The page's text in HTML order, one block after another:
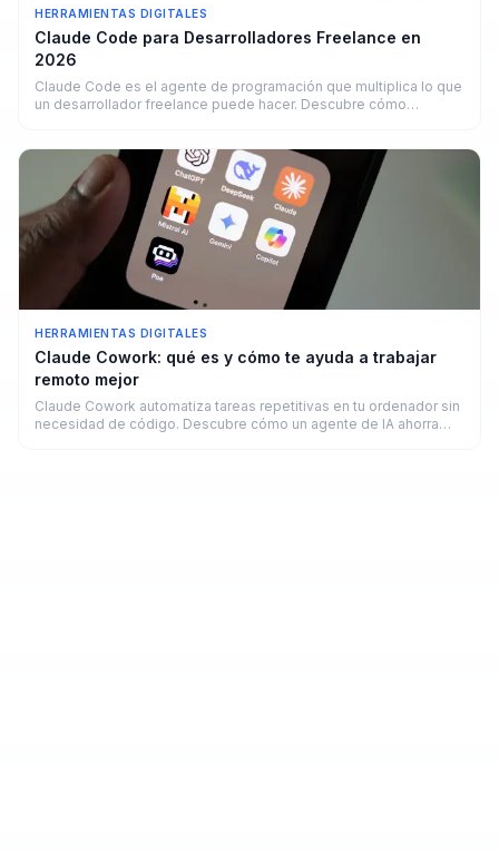
HERRAMIENTAS DIGITALES
Claude Code para Desarrolladores Freelance en
2026
Claude Code es el agente de programación que multiplica lo que
un desarrollador freelance puede hacer. Descubre cómo
HERRAMIENTAS DIGITALES
Claude Cowork: qué es y cómo te ayuda a trabajar
remoto mejor
Claude Cowork automatiza tareas repetitivas en tu ordenador sin
necesidad de código. Descubre cómo un agente de IA ahorra